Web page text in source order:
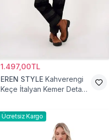
1.497,00TL
EREN STYLE Kahverengi
Keçe İtalyan Kemer Detaylı
Ücretsiz Kargo